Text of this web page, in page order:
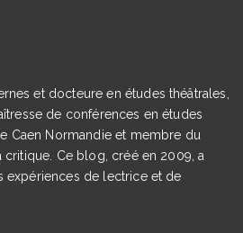
et docteure en études théâtrales,
de conférences en études
Caen Normandie et membre du
Ce blog, créé en 2009, a
expériences de lectrice et de